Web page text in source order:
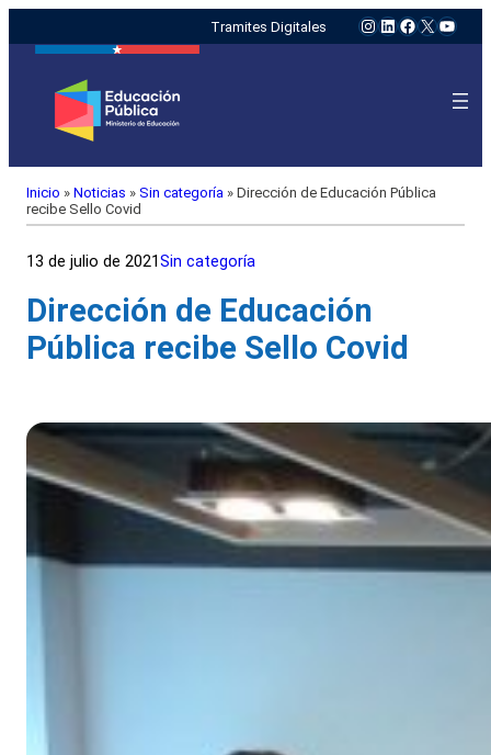
Tramites Digitales Instagram
LinkedIn
Facebook
X
Inicio » Noticias » Sin categoría » Dirección de Educación Pública
recibe Sello Covid
13 de julio de 2021Sin categoría
Dirección de Educación
Pública recibe Sello Covid